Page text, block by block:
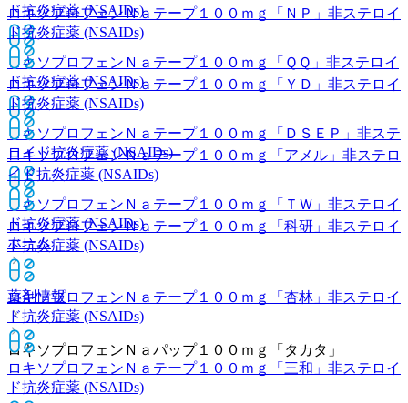
ド抗炎症薬 (NSAIDs)
ロキソプロフェンＮａテープ１００ｍｇ「ＱＱ」 非ステロイ
ド抗炎症薬 (NSAIDs)
ロキソプロフェンＮａテープ１００ｍｇ「ＤＳＥＰ」 非ステ
ロイド抗炎症薬 (NSAIDs)
ロキソプロフェンＮａテープ１００ｍｇ「ＴＷ」 非ステロイ
ド抗炎症薬 (NSAIDs)
ホーム
薬剤情報
ロキソプロフェンＮａパップ１００ｍｇ「タカタ」
ロキソプロフェンＮａテープ１００ｍｇ「ＮＰ」 非ステロイ
ド抗炎症薬 (NSAIDs)
ロキソプロフェンＮａテープ１００ｍｇ「ＹＤ」 非ステロイ
ド抗炎症薬 (NSAIDs)
ロキソプロフェンＮａテープ１００ｍｇ「アメル」 非ステロ
イド抗炎症薬 (NSAIDs)
ロキソプロフェンＮａテープ１００ｍｇ「科研」 非ステロイ
ド抗炎症薬 (NSAIDs)
ロキソプロフェンＮａテープ１００ｍｇ「杏林」 非ステロイ
ド抗炎症薬 (NSAIDs)
ロキソプロフェンＮａテープ１００ｍｇ「三和」 非ステロイ
ド抗炎症薬 (NSAIDs)